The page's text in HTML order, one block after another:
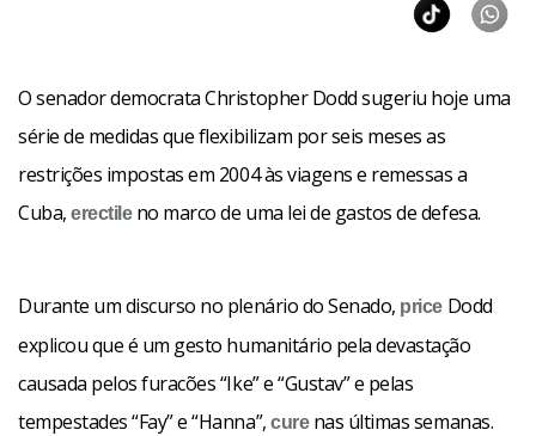
A suspensão das restrições em vigor conta com o apoio de
grupos como a Conferência Episcopal dos EUA, que inclui
os bispos católicos do país.
aprovada em ambas as Câmaras do Congresso- deixa de
lado o assunto do embargo contra Cuba que, em sua
opinião, requer uma “revisão total”.
O senador democrata Christopher Dodd sugeriu hoje uma
série de medidas que flexibilizam por seis meses as
restrições impostas em 2004 às viagens e remessas a
Cuba,erectileno marco de uma lei de gastos de defesa.
Durante um discurso no plenário do Senado, priceDodd
explicou que é um gesto humanitário pela devastação
causada pelos furacões “Ike” e “Gustav” e pelas
tempestades “Fay” e “Hanna”,curenas últimas semanas.